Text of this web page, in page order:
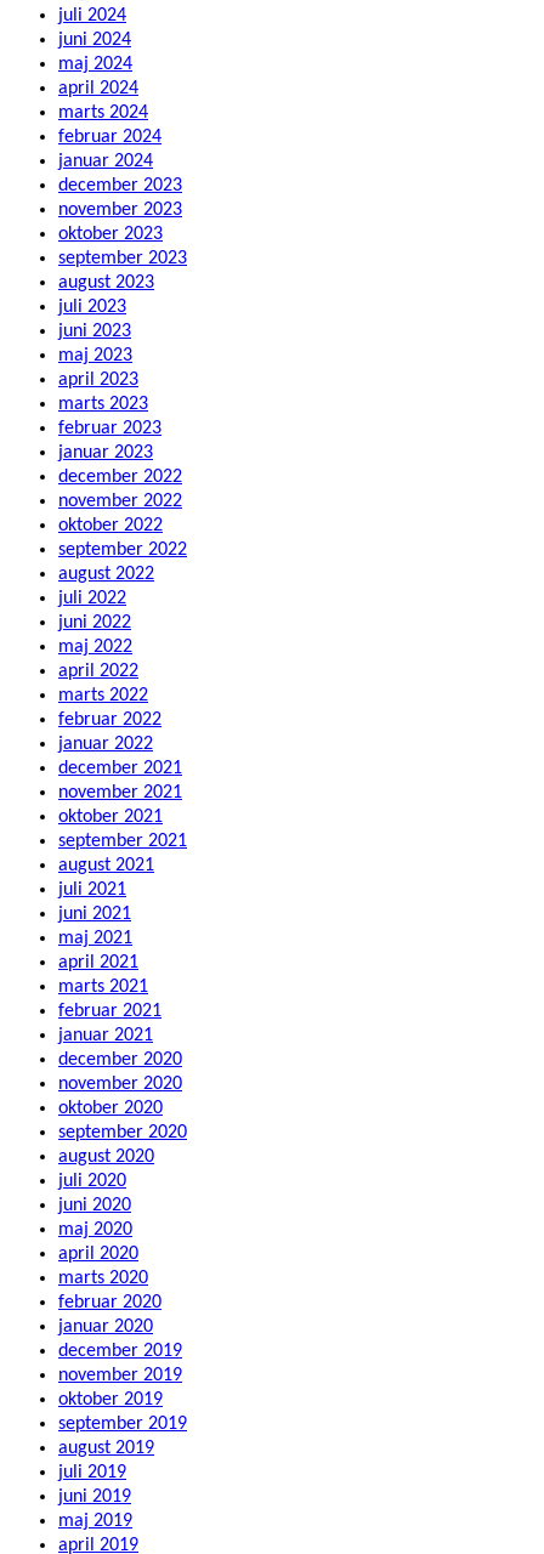
juli 2024
juni 2024
maj 2024
april 2024
marts 2024
februar 2024
januar 2024
december 2023
november 2023
oktober 2023
september 2023
august 2023
juli 2023
juni 2023
maj 2023
april 2023
marts 2023
februar 2023
januar 2023
december 2022
november 2022
oktober 2022
september 2022
august 2022
juli 2022
juni 2022
maj 2022
april 2022
marts 2022
februar 2022
januar 2022
december 2021
november 2021
oktober 2021
september 2021
august 2021
juli 2021
juni 2021
maj 2021
april 2021
marts 2021
februar 2021
januar 2021
december 2020
november 2020
oktober 2020
september 2020
august 2020
juli 2020
juni 2020
maj 2020
april 2020
marts 2020
februar 2020
januar 2020
december 2019
november 2019
oktober 2019
september 2019
august 2019
juli 2019
juni 2019
maj 2019
april 2019